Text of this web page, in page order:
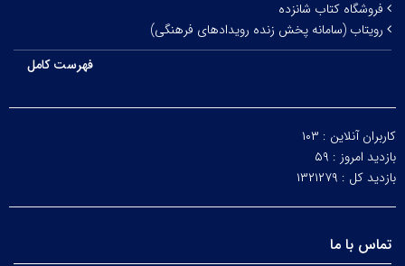
فروشگاه کتاب شانزده
رویتاب (سامانه پخش زنده رویدادهای فرهنگی)
فهرست کامل
کاربران آنلاین : ۱۰۳
بازدید امروز : ۵۹
بازدید کل : ۱۳۲۱۲۷۹
تماس با ما